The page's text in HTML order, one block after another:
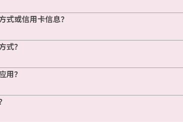
式或信用卡信息？
式？
用？